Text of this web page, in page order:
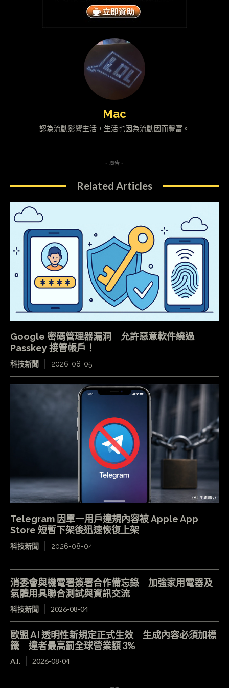
Mac
認為流動影響生活，生活也因為流動因而豐富。
- 廣告 -
Related Articles
Google 密碼管理器漏洞 允許惡意軟件繞過
Passkey 接管帳戶！
科技新聞 2026-08-05
Telegram 因單一用戶違規內容被 Apple App
Store 短暫下架後迅速恢復上架
科技新聞 2026-08-04
消委會與機電署簽署合作備忘錄 加強家用電器及
氣體用具聯合測試與資訊交流
科技新聞 2026-08-04
歐盟 AI 透明性新規定正式生效 生成內容必須加標
籤 違者最高罰全球營業額 3%
A.I. 2026-08-04